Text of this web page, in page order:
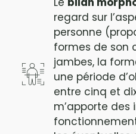
regard sur
personne
formes de son
jambes, la
une période
entre cinq et
m’apporte des